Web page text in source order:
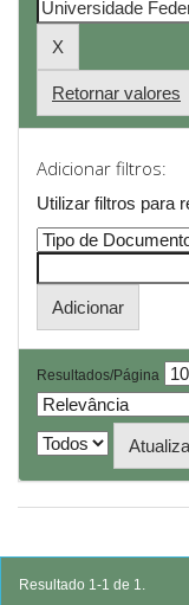
Retornar valores
Adicionar filtros:
Utilizar filtros para
Resultados/Página
Resultado 1-1 de 1.